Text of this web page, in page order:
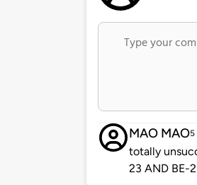
MAO MAO5
totally
23 AND BE-